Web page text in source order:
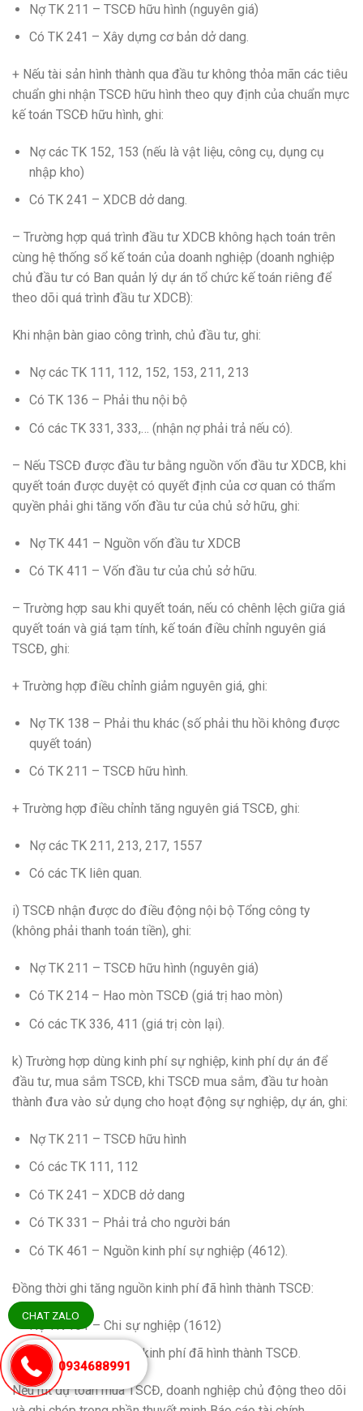
Nợ TK 211 – TSCĐ hữu hình (nguyên giá)
Có TK 241 – Xây dựng cơ bản dở dang.
+ Nếu tài sản hình thành qua đầu tư không thỏa mãn các tiêu
chuẩn ghi nhận TSCĐ hữu hình theo quy định của chuẩn mực
kế toán TSCĐ hữu hình, ghi:
Nợ các TK 152, 153 (nếu là vật liệu, công cụ, dụng cụ
nhập kho)
Có TK 241 – XDCB dở dang.
– Trường hợp quá trình đầu tư XDCB không hạch toán trên
cùng hệ thống sổ kế toán của doanh nghiệp (doanh nghiệp
chủ đầu tư có Ban quản lý dự án tổ chức kế toán riêng để
theo dõi quá trình đầu tư XDCB):
Khi nhận bàn giao công trình, chủ đầu tư, ghi:
Nợ các TK 111, 112, 152, 153, 211, 213
Có TK 136 – Phải thu nội bộ
Có các TK 331, 333,… (nhận nợ phải trả nếu có).
– Nếu TSCĐ được đầu tư bằng nguồn vốn đầu tư XDCB, khi
quyết toán được duyệt có quyết định của cơ quan có thẩm
quyền phải ghi tăng vốn đầu tư của chủ sở hữu, ghi:
Nợ TK 441 – Nguồn vốn đầu tư XDCB
Có TK 411 – Vốn đầu tư của chủ sở hữu.
– Trường hợp sau khi quyết toán, nếu có chênh lệch giữa giá
quyết toán và giá tạm tính, kế toán điều chỉnh nguyên giá
TSCĐ, ghi:
+ Trường hợp điều chỉnh giảm nguyên giá, ghi:
Nợ TK 138 – Phải thu khác (số phải thu hồi không được
quyết toán)
Có TK 211 – TSCĐ hữu hình.
+ Trường hợp điều chỉnh tăng nguyên giá TSCĐ, ghi:
Nợ các TK 211, 213, 217, 1557
Có các TK liên quan.
i) TSCĐ nhận được do điều động nội bộ Tổng công ty
(không phải thanh toán tiền), ghi:
Nợ TK 211 – TSCĐ hữu hình (nguyên giá)
Có TK 214 – Hao mòn TSCĐ (giá trị hao mòn)
Có các TK 336, 411 (giá trị còn lại).
k) Trường hợp dùng kinh phí sự nghiệp, kinh phí dự án để
đầu tư, mua sắm TSCĐ, khi TSCĐ mua sắm, đầu tư hoàn
thành đưa vào sử dụng cho hoạt động sự nghiệp, dự án, ghi:
Nợ TK 211 – TSCĐ hữu hình
Có các TK 111, 112
Có TK 241 – XDCB dở dang
Có TK 331 – Phải trả cho người bán
Có TK 461 – Nguồn kinh phí sự nghiệp (4612).
Đồng thời ghi tăng nguồn kinh phí đã hình thành TSCĐ:
Nợ TK 161 – Chi sự nghiệp (1612)
Có TK 466 – Nguồn kinh phí đã hình thành TSCĐ.
Nếu rút dự toán mua TSCĐ, doanh nghiệp chủ động theo dõi
CHAT ZALO
0934688991